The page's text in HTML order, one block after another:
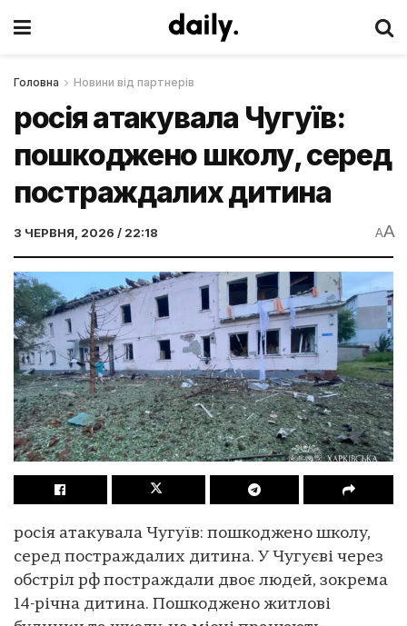
Головна Новини від партнерів
росія атакувала Чугуїв:
пошкоджено школу, серед
постраждалих дитина
3 ЧЕРВНЯ, 2026 / 22:18 AA
росія атакувала Чугуїв: пошкоджено школу,
серед постраждалих дитина. У Чугуєві через
обстріл рф постраждали двоє людей, зокрема
14-річна дитина. Пошкоджено житлові